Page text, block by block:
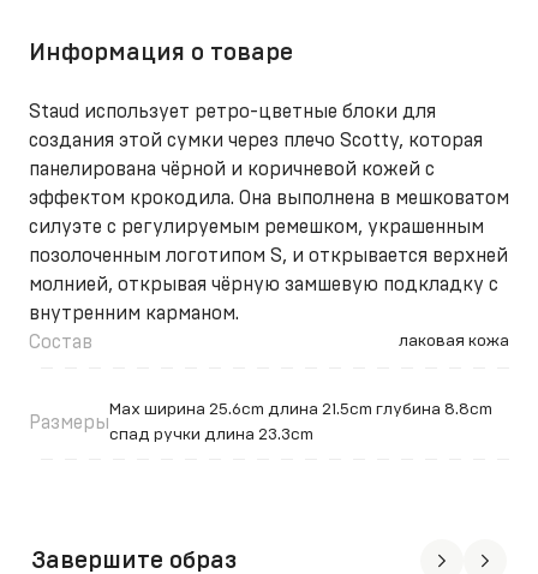
Информация о товаре
Staud использует ретро-цветные блоки для
создания этой сумки через плечо Scotty, которая
панелирована чёрной и коричневой кожей с
эффектом крокодила. Она выполнена в мешковатом
силуэте с регулируемым ремешком, украшенным
позолоченным логотипом S, и открывается верхней
молнией, открывая чёрную замшевую подкладку с
внутренним карманом.
Состав
лаковая кожа
Размеры
Max ширина 25.6cm длина 21.5cm глубина 8.8cm
спад ручки длина 23.3cm
Завершите образ